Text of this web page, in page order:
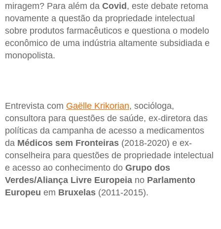
miragem? Para além da Covid , este debate retoma
novamente a questão da propriedade intelectual
sobre produtos farmacêuticos e questiona o modelo
econômico de uma indústria altamente subsidiada e
monopolista.
Entrevista com Gaëlle Krikorian, socióloga,
consultora para questões de saúde, ex-diretora das
políticas da campanha de acesso a medicamentos
da Médicos sem Fronteiras (2018-2020) e ex-
conselheira para questões de propriedade intelectual
e acesso ao conhecimento do Grupo dos
Verdes/Aliança Livre Europeia no Parlamento
Europeu em Bruxelas (2011-2015).